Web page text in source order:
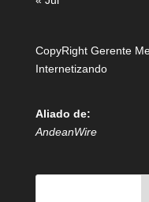
CopyRight Gerente
Internetizando
Aliado de:
AndeanWire